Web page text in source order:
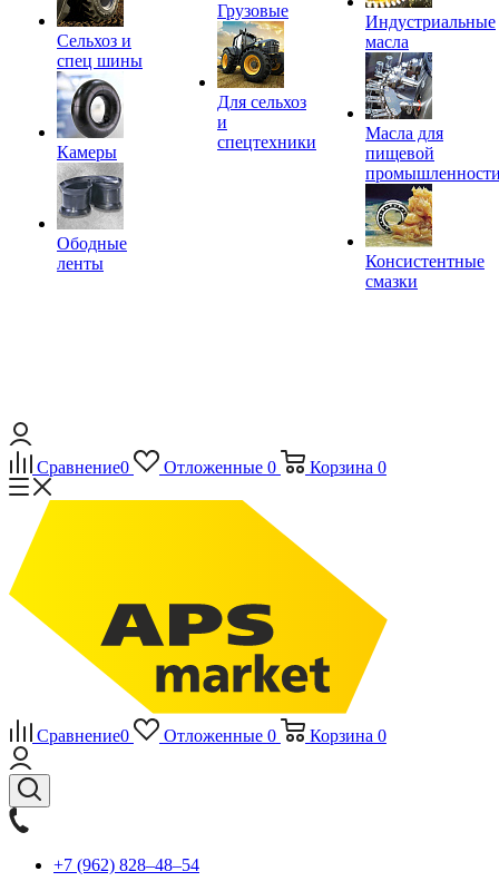
Сельхоз и
спец шины
Камеры
Ободные
ленты
Грузовые
Для сельхоз
и
спецтехники
Индустриальные
масла
Масла для
пищевой
Консистентные
смазки
Сравнение0 Отложенные 0 Корзина 0
Сравнение0 Отложенные 0 Корзина 0
+7 (962) 828‒48‒54